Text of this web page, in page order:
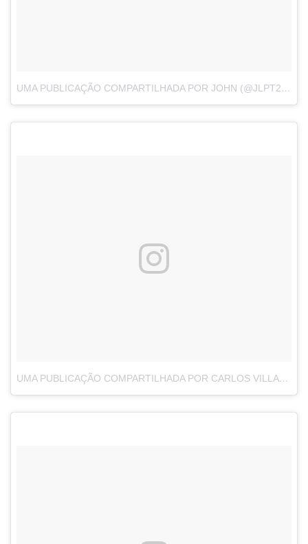
UMA PUBLICAÇÃO COMPARTILHADA POR JOHN (@JLPT2010)
UMA PUBLICAÇÃO COMPARTILHADA POR CARLOS VILLAGOMEZ (@CINESKULLARTS)